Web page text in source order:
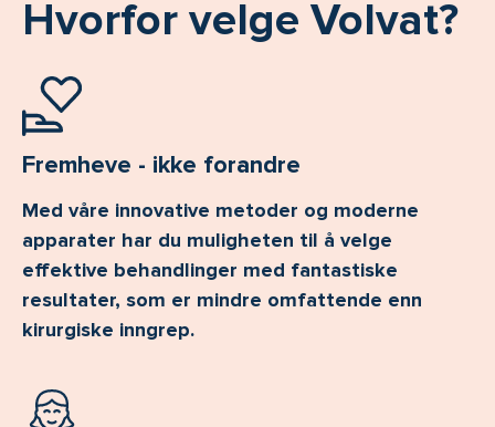
Hvorfor velge Volvat?
Fremheve - ikke forandre
Med våre innovative metoder og moderne
apparater har du muligheten til å velge
effektive behandlinger med fantastiske
resultater, som er mindre omfattende enn
kirurgiske inngrep.